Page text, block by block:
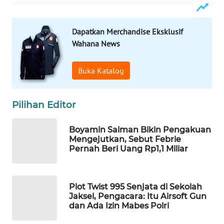
Dapatkan Merchandise Eksklusif
Wahana News
Buka Katalog
Pilihan Editor
Boyamin Saiman Bikin Pengakuan
Mengejutkan, Sebut Febrie
Pernah Beri Uang Rp1,1 Miliar
Plot Twist 995 Senjata di Sekolah
Jaksel, Pengacara: Itu Airsoft Gun
dan Ada Izin Mabes Polri
WISATA
LAPAK
WAHANA
Network